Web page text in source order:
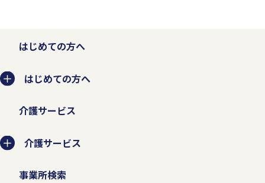
はじめての方へ
はじめての方へ
介護サービス
介護サービス
事業所検索